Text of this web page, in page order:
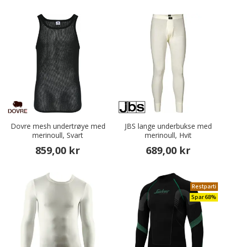
Dovre mesh undertrøye med
merinoull, Svart
859,00 kr
JBS lange underbukse med
merinoull, Hvit
689,00 kr
Restparti
Spar 68%